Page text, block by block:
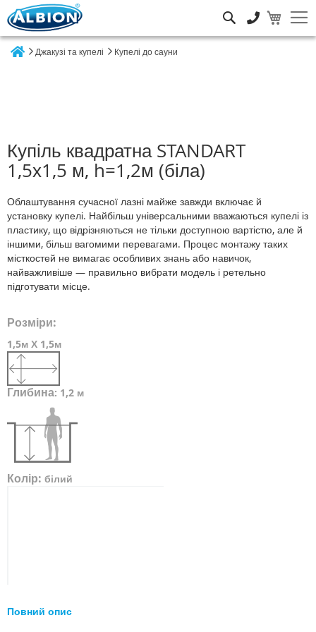
Джакузі та купелі Купелі до сауни
Купіль квадратна STANDART
1,5х1,5 м, h=1,2м (біла)
Облаштування сучасної лазні майже завжди включає й
установку купелі. Найбільш універсальними вважаються купелі із
пластику, що відрізняються не тільки доступною вартістю, але й
іншими, більш вагомими перевагами. Процес монтажу таких
місткостей не вимагає особливих знань або навичок,
найважливіше — правильно вибрати модель і ретельно
підготувати місце.
Розміри:
1,5м Х 1,5м
Глибина: 1,2 м
Колір: білий
Повний опис